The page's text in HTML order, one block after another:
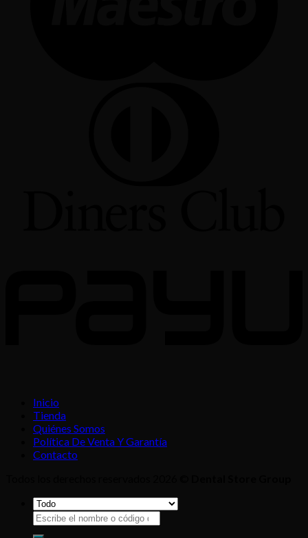
Inicio
Tienda
Quiénes Somos
Política De Venta Y Garantía
Contacto
Buscar
por: